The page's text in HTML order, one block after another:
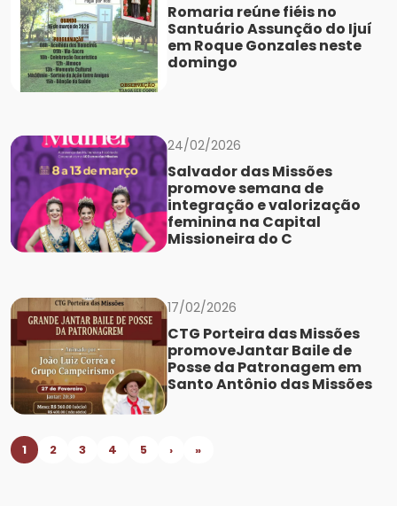
Romaria reúne fiéis no
Santuário Assunção do Ijuí
em Roque Gonzales neste
domingo
24/02/2026
Salvador das Missões
promove semana de
integração e valorização
feminina na Capital
Missioneira do C
17/02/2026
CTG Porteira das Missões
promoveJantar Baile de
Posse da Patronagem em
Santo Antônio das Missões
1 2 3 4 5 › »